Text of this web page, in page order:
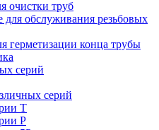
очистки труб
для обслуживания резьбовых
герметизации конца трубы
серий
серий
Т
Р